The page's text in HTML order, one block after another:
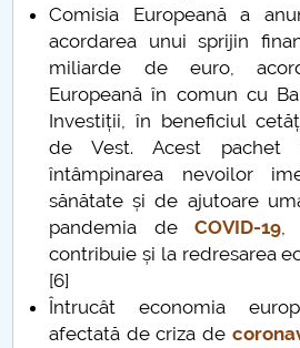
4 fețe ale lui Mihai Eminescu
Vocabularul în vremea
Despre "a te ține de cuvânt"
Pandemie și simptome – o
Simboluri care să reziste ȋn
Simone de Beauvoir
Comisia Europeană a
acordarea unui sprijin
miliarde de euro,
Europeană în comun cu
Investiții, în beneficiul
de Vest. Acest pachet
întâmpinarea nevoilor
sănătate și de ajutoare
pandemia deCOVID-19,
contribuie și la redresarea
[6]
Întrucât economia
afectată de criza de